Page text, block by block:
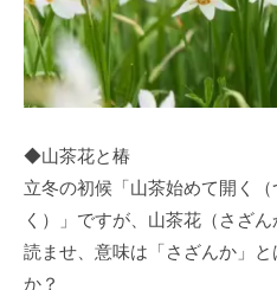
◆山茶花と椿
立冬の初候「山茶始めて開く
く）」ですが、山茶花（さざ
読ませ、意味は「さざんか」
か？